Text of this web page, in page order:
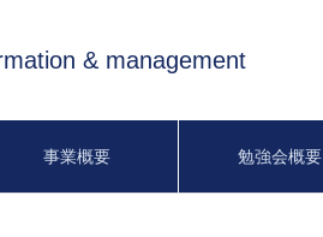
& management
事業概要 勉強会概要